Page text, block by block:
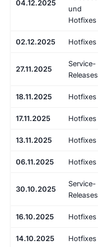
04.12.2025
und
Hotfixes
02.12.2025 Hotfixes
27.11.2025
Service-
Releases
18.11.2025 Hotfixes
17.11.2025 Hotfixes
13.11.2025 Hotfixes
06.11.2025 Hotfixes
30.10.2025
Service-
Releases
16.10.2025 Hotfixes
14.10.2025 Hotfixes